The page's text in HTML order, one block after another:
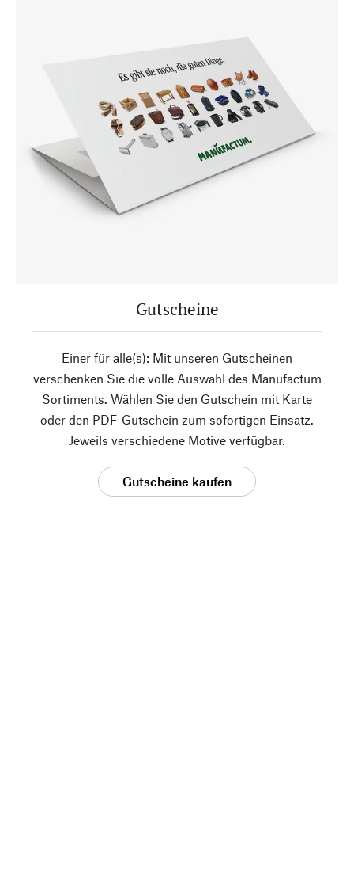
Gutscheine
Einer für alle(s): Mit unseren Gutscheinen
verschenken Sie die volle Auswahl des Manufactum
Sortiments. Wählen Sie den Gutschein mit Karte
oder den PDF-Gutschein zum sofortigen Einsatz.
Jeweils verschiedene Motive verfügbar.
Gutscheine kaufen